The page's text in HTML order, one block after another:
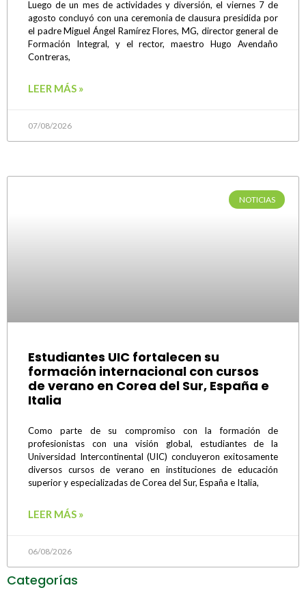
Luego de un mes de actividades y diversión, el viernes 7 de
agosto concluyó con una ceremonia de clausura presidida por
el padre Miguel Ángel Ramírez Flores, MG, director general de
Formación Integral, y el rector, maestro Hugo Avendaño
Contreras,
LEER MÁS »
07/08/2026
NOTICIAS
Estudiantes UIC fortalecen su
formación internacional con cursos
de verano en Corea del Sur, España e
Italia
Como parte de su compromiso con la formación de
profesionistas con una visión global, estudiantes de la
Universidad Intercontinental (UIC) concluyeron exitosamente
diversos cursos de verano en instituciones de educación
superior y especializadas de Corea del Sur, España e Italia,
LEER MÁS »
06/08/2026
Categorías